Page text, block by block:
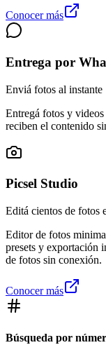
Conocer más
Entrega por
Enviá fotos al instante
Entregá fotos y
reciben el contenido
Picsel Studio
Editá cientos de fotos
Editor de fotos
presets y exportación
de fotos sin conexión.
Conocer más
Búsqueda por